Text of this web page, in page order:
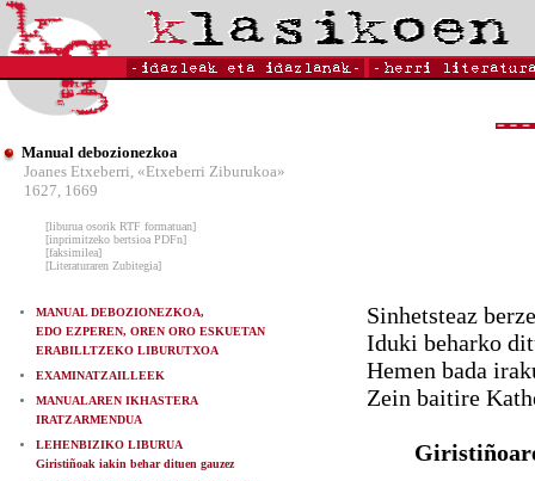
Manual debozionezkoa
Joanes Etxeberri, «Etxeberri Ziburukoa»
1627, 1669
[liburua osorik RTF formatuan]
[inprimitzeko bertsioa PDFn]
[faksimilea]
[Literaturaren Zubitegia]
MANUAL DEBOZIONEZKOA,
EDO EZPEREN, OREN ORO ESKUETAN
ERABILLTZEKO LIBURUTXOA
EXAMINATZAILLEEK
MANUALAREN IKHASTERA
IRATZARMENDUA
LEHENBIZIKO LIBURUA
Giristiñoak iakin behar dituen gauzez
Sinhetsteaz
Iduki beharko
Hemen bada
Zein baitire